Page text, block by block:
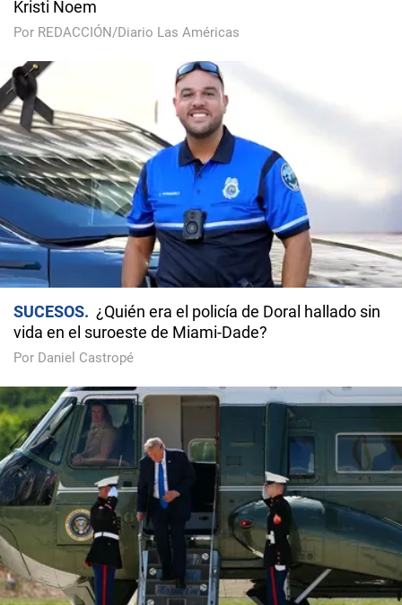
Kristi Noem
Por REDACCIÓN/Diario Las Américas
SUCESOS
¿Quién era el policía de Doral hallado sin
vida en el suroeste de Miami-Dade?
Por Daniel Castropé